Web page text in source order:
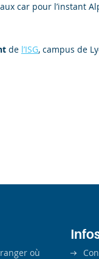
car pour l’instant
de l’ISG, campus de
où